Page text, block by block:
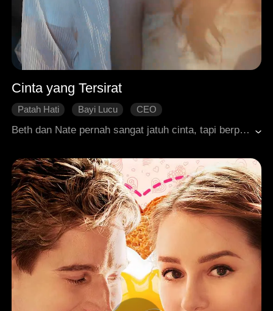
Cinta yang Tersirat
Patah Hati Bayi Lucu
CEO
Beth dan Nate pernah sangat jatuh cinta, tapi berpisah karena sebuah kesalahpahaman. Beth pergi ke luar negeri sendiri dan membesarkan anak mereka seorang diri. Lima tahun kemudian, mereka bertemu kembali. Nate masih sangat mencintai Beth, namun salah mengira bahwa dia telah menikah dan berkeluarga. Perasaan ini membuatnya terombang-ambing antara cinta dan kepahitan. Dia tidak bisa sepenuhnya memaafkan Beth, namun hatinya tetap tertarik. Sementara itu, Beth yang mengira Nate akan menikahi orang lain dan memulai hidup baru, memilih untuk tidak mengganggu ketenteramannya dan menekan perasaannya sendiri. Keduanya bergumul dengan perasaan mereka, masing-masing pun perlahan menyadari betapa dalam cinta di hati mereka dan ikatan yang tak terputus di antara mereka. Pada akhirnya, mereka berhasil meluruskan kesalahpahaman dan bersatu kembali sebagai keluarga.